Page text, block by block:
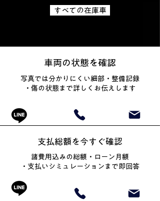
すべての在庫車
車両の状態を確認
写真では分かりにくい細部・整備記録
・傷の状態まで詳しくお伝えします
支払総額を今すぐ確認
諸費用込みの総額・ローン月額
・ 支払いシミュレーションまで即回答